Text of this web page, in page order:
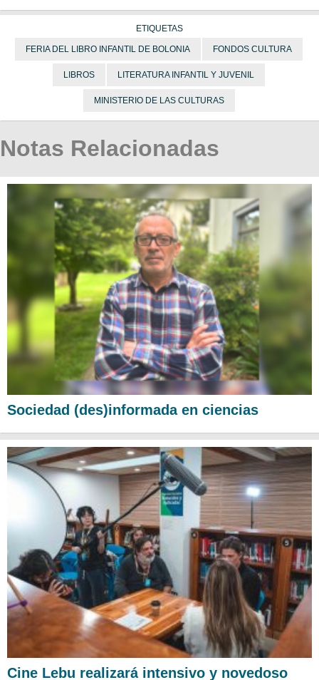
ETIQUETAS
FERIA DEL LIBRO INFANTIL DE BOLONIA FONDOS CULTURA
LIBROS LITERATURA INFANTIL Y JUVENIL
MINISTERIO DE LAS CULTURAS
Notas Relacionadas
Sociedad (des)informada en ciencias
Cine Lebu realizará intensivo y novedoso